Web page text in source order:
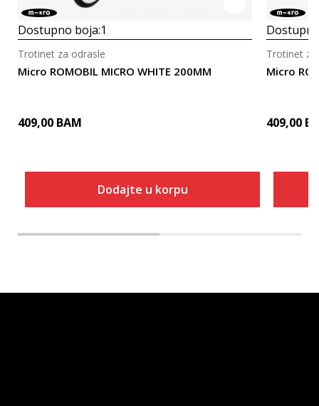
Dostupno boja:1
Micro ROMOBIL MICRO WHITE 200MM
Trotinet za odrasle
409,00 BAM
Dodajte u korpu
Micro
Trotinet
409,00